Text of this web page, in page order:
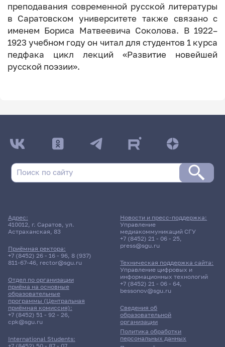
преподавания современной русской литературы
в Саратовском университете также связано с
именем Бориса Матвеевича Соколова. В 1922–
1923 учебном году он читал для студентов 1 курса
педфака цикл лекций «Развитие новейшей
русской поэзии».
Адрес:
410012, г. Саратов, ул.
Астраханская, 83
Приёмная ректора:
+7 (8452) 26 - 16 - 96, 8 (937)
811-67-46, rector@sgu.ru
Отдел по организации
приёма на основные
образовательные
программы (Центральная
приёмная комиссия):
+7 (8452) 51 - 92 - 26,
cpk@sgu.ru
International Students:
Сведения об
образовательной
организации
Политика обработки
персональных данных
Новости и пресс-поддержка:
Управление
медиакоммуникаций СГУ
+7 (8452) 21 - 06 - 25,
press@sgu.ru
Техническая поддержка сайта:
Управление цифровых и
информационных технологий
+7 (8452) 21 - 06 - 64,
bessonov@sgu.ru